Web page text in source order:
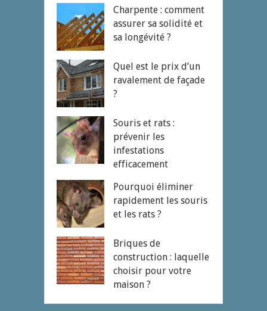
Charpente : comment
assurer sa solidité et
sa longévité ?
Quel est le prix d’un
ravalement de façade
?
Souris et rats :
prévenir les
infestations
efficacement
Pourquoi éliminer
rapidement les souris
et les rats ?
Briques de
construction : laquelle
choisir pour votre
maison ?